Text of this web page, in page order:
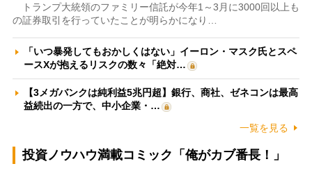
トランプ大統領のファミリー信託が今年1～3月に3000回以上も
の証券取引を行っていたことが明らかになり…
「いつ暴発してもおかしくはない」イーロン・マスク氏とスペ
ースXが抱えるリスクの数々「絶対…
【3メガバンクは純利益5兆円超】銀行、商社、ゼネコンは最高
益続出の一方で、中小企業・…
一覧を見る
投資ノウハウ満載コミック「俺がカブ番長！」